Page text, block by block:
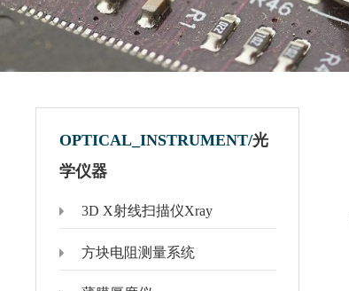
W5000M 晶圆级ESD测试仪
S5000R 最高256pin ESD测试仪
HCE-5000 便携式ESD测试仪
ICE低温恒温器
磁场产品
Polytec显微式激光测振仪
MSA-600显微式激光测振仪
MSA-100-3D显微式激光测振仪
MPI TS200+Nano5G矢量负载拉力测量
OPTICAL_INSTRUMENT/光
学仪器
3D X射线扫描仪Xray
方块电阻测量系统